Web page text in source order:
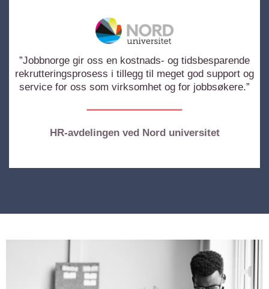
”Jobbnorge gir oss en kostnads- og tidsbesparende
rekrutteringsprosess i tillegg til meget god support og
service for oss som virksomhet og for jobbsøkere.”
HR-avdelingen ved Nord universitet